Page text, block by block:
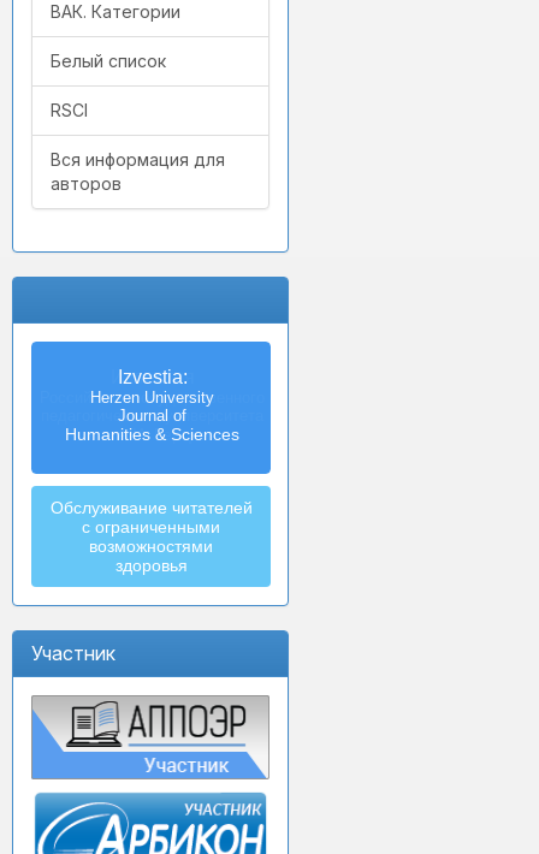
ВАК. Категории
Белый список
RSCI
Вся информация для
авторов
Izvestia:
Herzen University
Journal of
Humanities & Sciences
Обслуживание читателей
с ограниченными
возможностями
здоровья
Участник